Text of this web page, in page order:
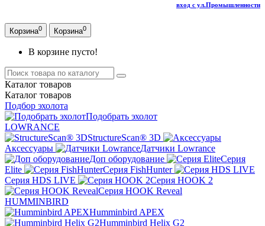
вход с ул.Промышленности
Корзина0 Корзина0
В корзине пусто!
Каталог товаров
Каталог товаров
Подбор эхолота
Подобрать эхолот
LOWRANCE
StructureScan® 3D
Аксессуары
Датчики Lowrance
Доп оборудование
Серия
Elite
Серия FishHunter
Серия HDS LIVE
Серия HOOK 2
Серия HOOK Reveal
HUMMINBIRD
Humminbird APEX
Humminbird Helix G2